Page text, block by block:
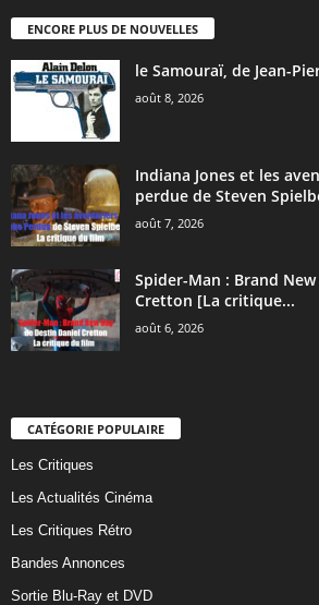
ENCORE PLUS DE NOUVELLES
le Samouraï, de Jean-
août 8, 2026
Indiana Jones et les
perdue de Steven
août 7, 2026
Spider-Man : Brand
Cretton [La critique...
août 6, 2026
CATÉGORIE POPULAIRE
Les Critiques
Les Actualités Cinéma
Les Critiques Rétro
Bandes Annonces
Sortie Blu-Ray et DVD